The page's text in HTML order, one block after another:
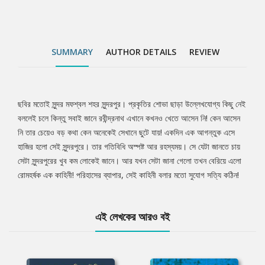
SUMMARY AUTHOR DETAILS REVIEW
Tab
Article
ছবির মতোই সুন্দর মফশ্বল শহর সুন্দরপুর। প্রকৃতির শোভা ছাড়া উল্লেখযোগ্য কিছু নেই
বললেই চলে কিন্তু সবাই জানে রবীন্দ্রনাথ এখানে কখনও খেতে আসেন নি! কেন আসেন
নি তার চেয়েও বড় কথা কেন অনেকেই সেখানে ছুটে যায়! একদিন এক আগন্তুক এসে
হাজির হলো সেই সুন্দরপুরে। তার গতিবিধি অস্পষ্ট আর রহস্যময়। সে যেটা জানতে চায়
সেটা সুন্দরপুরের খুব কম লোকেই জানে। আর যখন সেটা জানা গেলো তখন বেরিয়ে এলো
রোমহর্ষক এক কাহিনী! পরিহাসের ব্যাপার, সেই কাহিনী বলার মতো সুযোগ সত্যি কঠিন!
এই লেখকের আরও বই